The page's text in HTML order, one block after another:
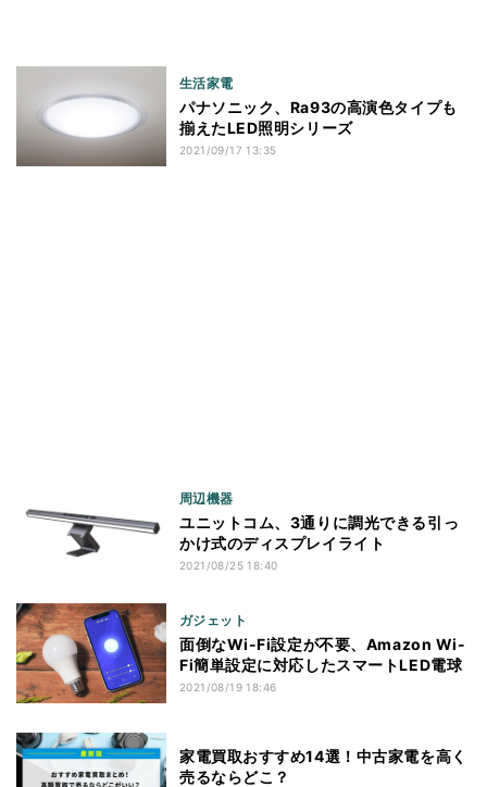
生活家電
パナソニック、Ra93の高演色タイプも
揃えたLED照明シリーズ
2021/09/17 13:35
周辺機器
ユニットコム、3通りに調光できる引っ
かけ式のディスプレイライト
2021/08/25 18:40
ガジェット
面倒なWi-Fi設定が不要、Amazon Wi-
Fi簡単設定に対応したスマートLED電球
2021/08/19 18:46
家電買取おすすめ14選！中古家電を高く
売るならどこ？